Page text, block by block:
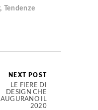
, Tendenze
NEXT POST
LE FIERE DI
DESIGN CHE
IL
2020